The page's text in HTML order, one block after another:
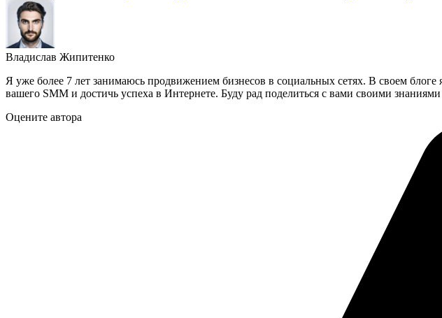
Владислав Жипитенко
Я уже более 7 лет занимаюсь продвижением бизнесов в социальных сетях. В своем
вашего SMM и достичь успеха в Интернете. Буду рад поделиться с вами своими
Оцените автора